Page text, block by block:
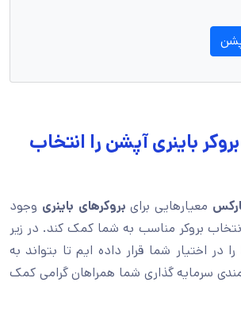
باینری آپشن را انتخاب
معیارهایی برای بروکرهای باینری وجود
بروکر مناسب به شما کمک کند. در زیر
در اختیار شما قرار داده ایم تا بتواند به
سرمایه گذاری شما همراهان گرامی کمک